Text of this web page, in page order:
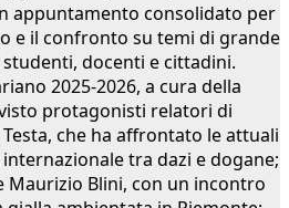
appuntamento consolidato per
e il confronto su temi di grande
docenti e cittadini.
2025-2026, a cura della
protagonisti relatori di
che ha affrontato le attuali
tra dazi e dogane;
Maurizio Blini, con un incontro